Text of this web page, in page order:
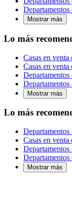
Departamentos
Mostrar más
Lo más
Casas en venta
Casas en
Mostrar más
Lo más
Casas en
Departamentos
Mostrar más